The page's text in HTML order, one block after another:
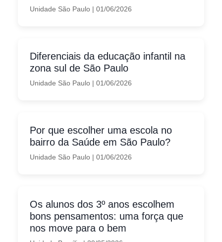
Unidade São Paulo | 01/06/2026
Diferenciais da educação infantil na
zona sul de São Paulo
Unidade São Paulo | 01/06/2026
Por que escolher uma escola no
bairro da Saúde em São Paulo?
Unidade São Paulo | 01/06/2026
Os alunos dos 3º anos escolhem
bons pensamentos: uma força que
nos move para o bem